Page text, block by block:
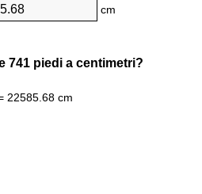
cm
741 piedi a centimetri?
22585.68 cm